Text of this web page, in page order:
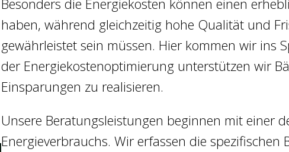
Besonders die Energiekosten können einen
haben, während gleichzeitig hohe Qualität und
gewährleistet sein müssen. Hier kommen wir ins
der Energiekostenoptimierung unterstützen wir
Einsparungen zu realisieren.
Unsere Beratungsleistungen beginnen mit einer
Energieverbrauchs. Wir erfassen die spezifischen